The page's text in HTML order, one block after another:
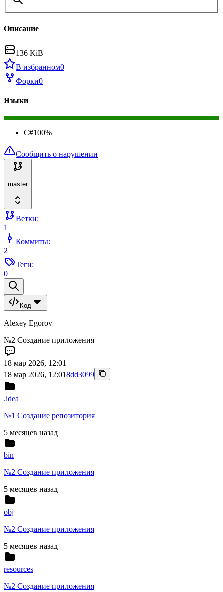
Описание
136 KiB
В избранном0
Форки0
Языки
C#100%
Сообщить о нарушении
master
Ветки:
1
Коммиты:
2
Теги:
0
Код
Alexey Egorov
№2 Создание приложения
18 мар 2026, 12:01
18 мар 2026, 12:018dd3099
.idea
№1 Создание репозитория
5 месяцев назад
bin
№2 Создание приложения
5 месяцев назад
obj
№2 Создание приложения
5 месяцев назад
resources
№2 Создание приложения